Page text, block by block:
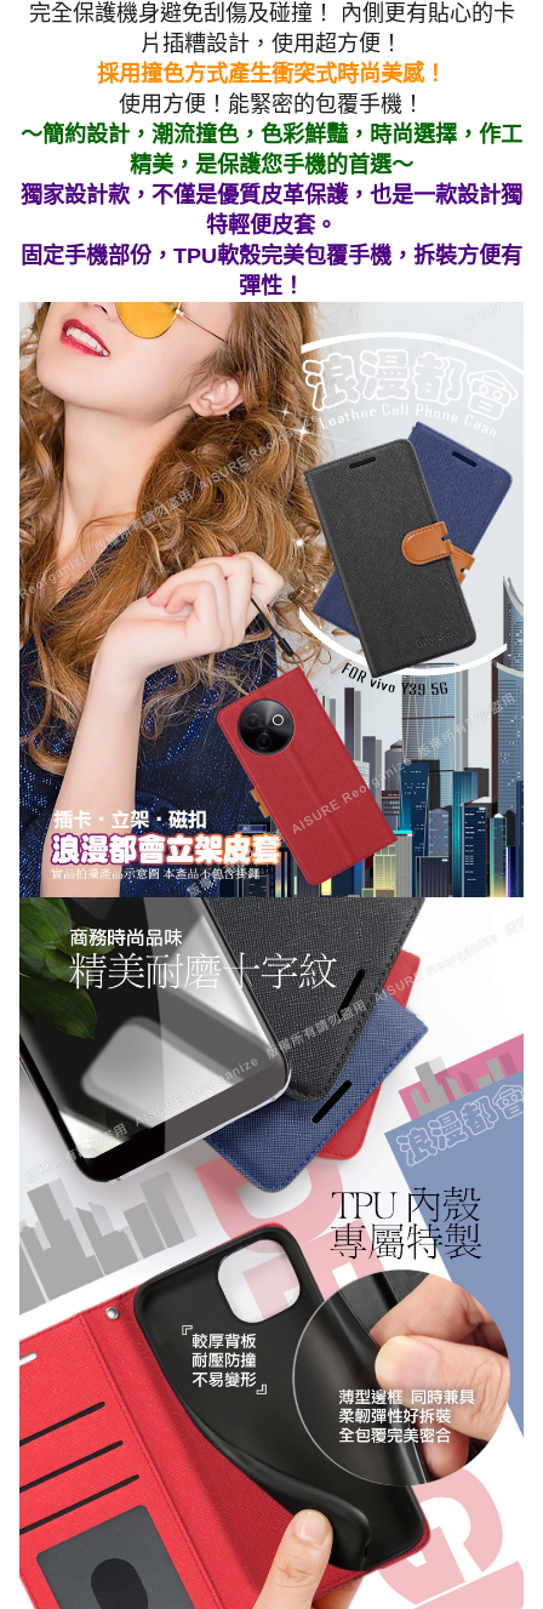
完全保護機身避免刮傷及碰撞！ 內側更有貼心的卡
片插糟設計，使用超方便！
採用撞色方式產生衝突式時尚美感！
使用方便！能緊密的包覆手機！
～簡約設計，潮流撞色，色彩鮮豔，時尚選擇，作工
精美，是保護您手機的首選～
獨家設計款，不僅是優質皮革保護，也是一款設計獨
特輕便皮套。
固定手機部份，TPU軟殼完美包覆手機，拆裝方便有
彈性！